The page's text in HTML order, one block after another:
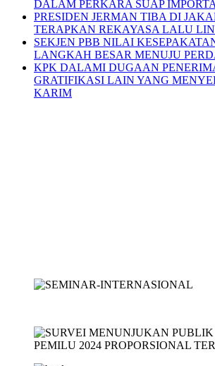
DALAM PERKARA SUAP
PRESIDEN JERMAN TIBA DI
TERAPKAN REKAYASA LALU
SEKJEN PBB NILAI
LANGKAH BESAR MENUJU
KPK DALAMI DUGAAN
GRATIFIKASI LAIN YANG
KARIM